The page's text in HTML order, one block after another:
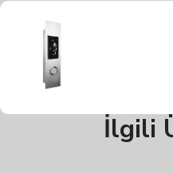
İlgili